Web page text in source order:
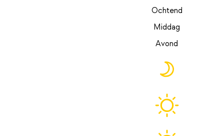
Ochtend
Middag
Avond